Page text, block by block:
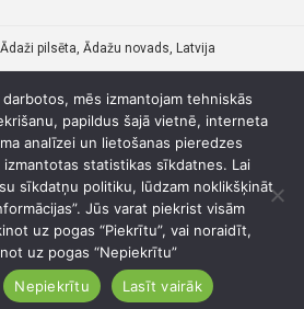
pilsēta, Ādažu novads, Latvija
mēs izmantojam tehniskās
papildus šajā vietnē, interneta
analīzei un lietošanas pieredzes
statistikas sīkdatnes. Lai
sīkdatņu politiku, lūdzam noklikšķināt
Jūs varat piekrist visām
uz pogas “Piekrītu”, vai noraidīt,
uz pogas “Nepiekrītu”
Nepiekrītu Lasīt vairāk